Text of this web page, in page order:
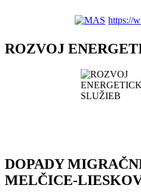
https://
ROZVOJ
DOPADY
MELČICE-